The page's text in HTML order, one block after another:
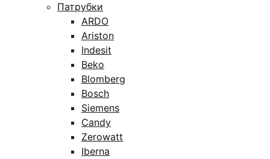
Патрубки
ARDO
Ariston
Indesit
Beko
Blomberg
Bosch
Siemens
Candy
Zerowatt
Iberna